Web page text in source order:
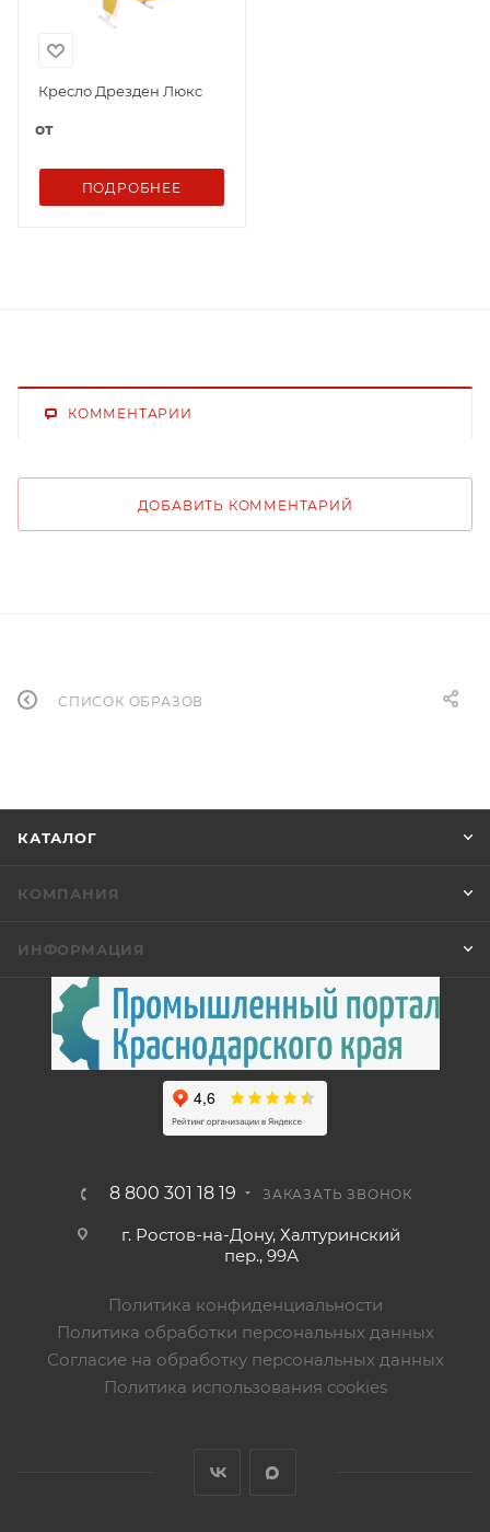
Кресло Дрезден Люкс
от
ПОДРОБНЕЕ
КОММЕНТАРИИ
ДОБАВИТЬ КОММЕНТАРИЙ
СПИСОК ОБРАЗОВ
КАТАЛОГ
КОМПАНИЯ
ИНФОРМАЦИЯ
8 800 301 18 19 ЗАКАЗАТЬ ЗВОНОК
г. Ростов-на-Дону, Халтуринский
пер., 99А
Политика конфиденциальности
Политика обработки персональных данных
Согласие на обработку персональных данных
Политика использования cookies